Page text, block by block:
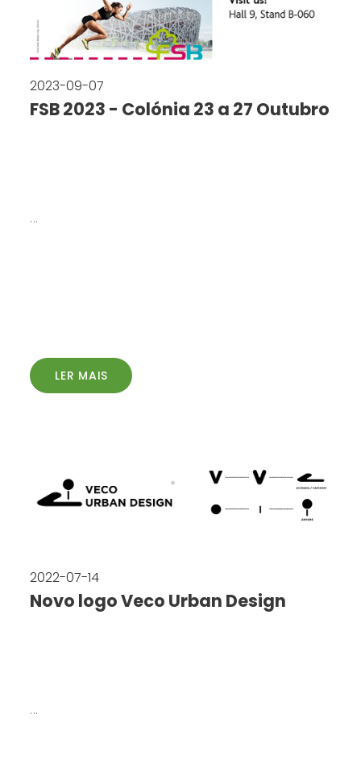
2023-09-07
FSB 2023 - Colónia 23 a 27 Outubro
...
LER MAIS
2022-07-14
Novo logo Veco Urban Design
...